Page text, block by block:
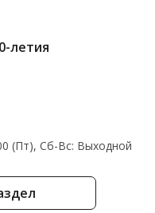
летия
(Пт), Cб-Вс: Выходной